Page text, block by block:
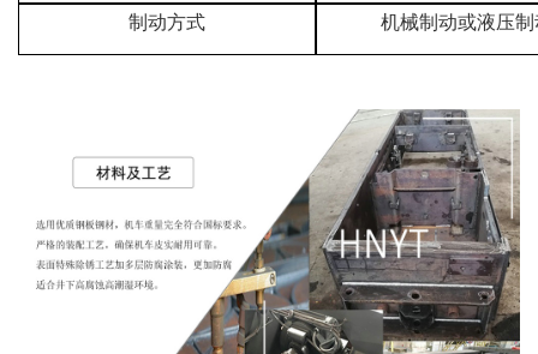
制动方式 机械制动或液压制